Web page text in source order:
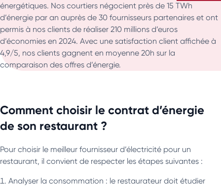
énergétiques. Nos courtiers négocient près de 15 TWh
d’énergie par an auprès de 30 fournisseurs partenaires et ont
permis à nos clients de réaliser 210 millions d’euros
d’économies en 2024. Avec une satisfaction client affichée à
4,9/5, nos clients gagnent en moyenne 20h sur la
comparaison des offres d’énergie.
Comment choisir le contrat d’énergie
de son restaurant ?
Pour choisir le meilleur fournisseur d’électricité pour un
restaurant, il convient de respecter les étapes suivantes :
Analyser la consommation : le restaurateur doit étudier